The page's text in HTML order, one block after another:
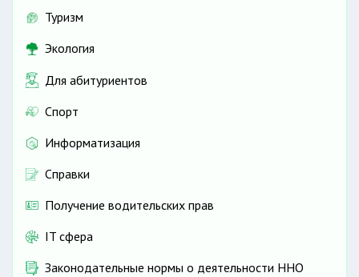
Туризм
Экология
Для абитуриентов
Спорт
Информатизация
Справки
Получение водительских прав
IT сфера
Законодательные нормы о деятельности ННО